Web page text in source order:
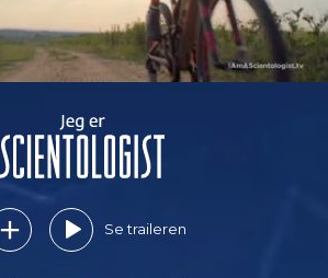
Se traileren